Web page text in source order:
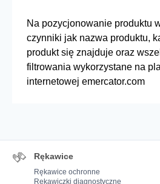
Na pozycjonowanie produktu
czynniki jak nazwa produktu,
produkt się znajduje oraz
filtrowania wykorzystane na
internetowej emercator.com
Rękawice
Rękawice ochronne
Rękawiczki diagnostyczne